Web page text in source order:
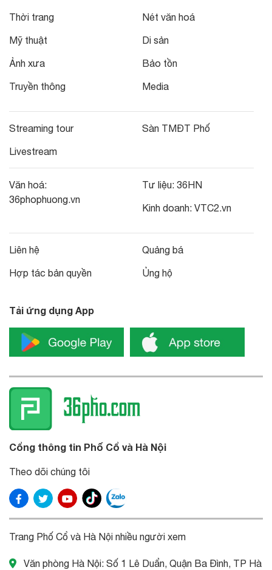
Thời trang
Mỹ thuật
Ảnh xưa
Truyền thông
Nét văn hoá
Di sản
Bảo tồn
Media
Streaming tour
Livestream
Sàn TMĐT Phố
Văn hoá:
36phophuong.vn
Tư liệu: 36HN
Kinh doanh: VTC2.vn
Liên hệ
Hợp tác bản quyền
Quảng bá
Ủng hộ
Tải ứng dụng App
Cổng thông tin Phố Cổ và Hà Nội
Theo dõi chúng tôi
Trang Phố Cổ và Hà Nội nhiều người xem
Văn phòng Hà Nội: Số 1 Lê Duẩn, Quận Ba Đình, TP Hà